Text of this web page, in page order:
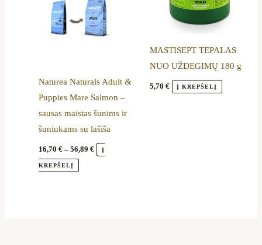
Naturea Naturals Adult &
Puppies Mare Salmon –
sausas maistas šunims ir
šuniukams su lašiša
16,70€ – 56,89€ Į
KREPŠELĮ
variants.
The
options
chosen
on
the
product
page
MASTISEPT TEPALAS
NUO UŽDEGIMŲ 180 g
5,70 € Į KREPŠELĮ